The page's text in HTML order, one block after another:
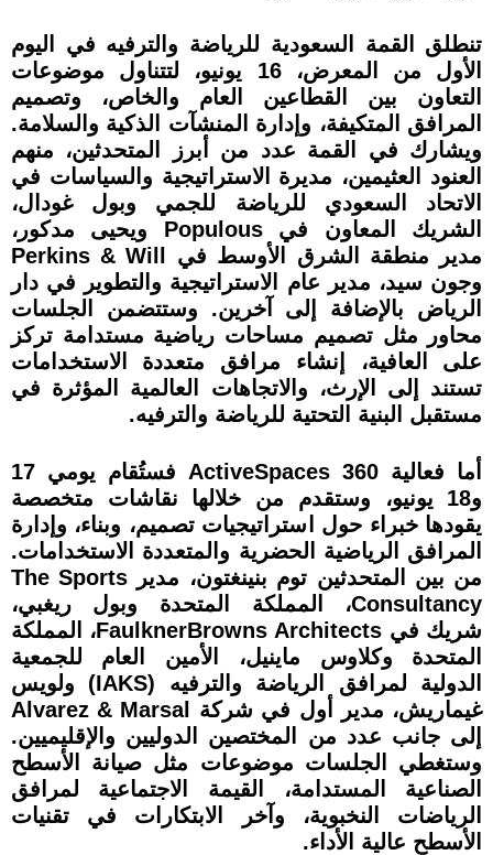
تنطلق القمة السعودية للرياضة والترفيه في اليوم
الأول من المعرض، 16 يونيو، لتتناول موضوعات
التعاون بين القطاعين العام والخاص، وتصميم
المرافق المتكيفة، وإدارة المنشآت الذكية والسلامة.
ويشارك في القمة عدد من أبرز المتحدثين، منهم
العنود العثيمين، مديرة الاستراتيجية والسياسات في
الاتحاد السعودي للرياضة للجمي وبول غودال،
الشريك المعاون في Populous ويحيى مدكور،
مدير منطقة الشرق الأوسط في Perkins & Will
وجون سيد، مدير عام الاستراتيجية والتطوير في دار
الرياض بالإضافة إلى آخرين. وستتضمن الجلسات
محاور مثل تصميم مساحات رياضية مستدامة تركز
على العافية، إنشاء مرافق متعددة الاستخدامات
تستند إلى الإرث، والاتجاهات العالمية المؤثرة في
مستقبل البنية التحتية للرياضة والترفيه.
أما فعالية ActiveSpaces 360 فستُقام يومي 17
و18 يونيو، وستقدم من خلالها نقاشات متخصصة
يقودها خبراء حول استراتيجيات تصميم، وبناء، وإدارة
المرافق الرياضية الحضرية والمتعددة الاستخدامات.
من بين المتحدثين توم بنينغتون، مدير The Sports
Consultancy، المملكة المتحدة وبول ريغبي،
شريك في FaulknerBrowns Architects، المملكة
المتحدة وكلاوس ماينيل، الأمين العام للجمعية
الدولية لمرافق الرياضة والترفيه (IAKS) ولويس
غيماريش، مدير أول في شركة Alvarez & Marsal
إلى جانب عدد من المختصين الدوليين والإقليميين.
وستغطي الجلسات موضوعات مثل صيانة الأسطح
الصناعية المستدامة، القيمة الاجتماعية لمرافق
الرياضات النخبوية، وآخر الابتكارات في تقنيات
الأسطح عالية الأداء.